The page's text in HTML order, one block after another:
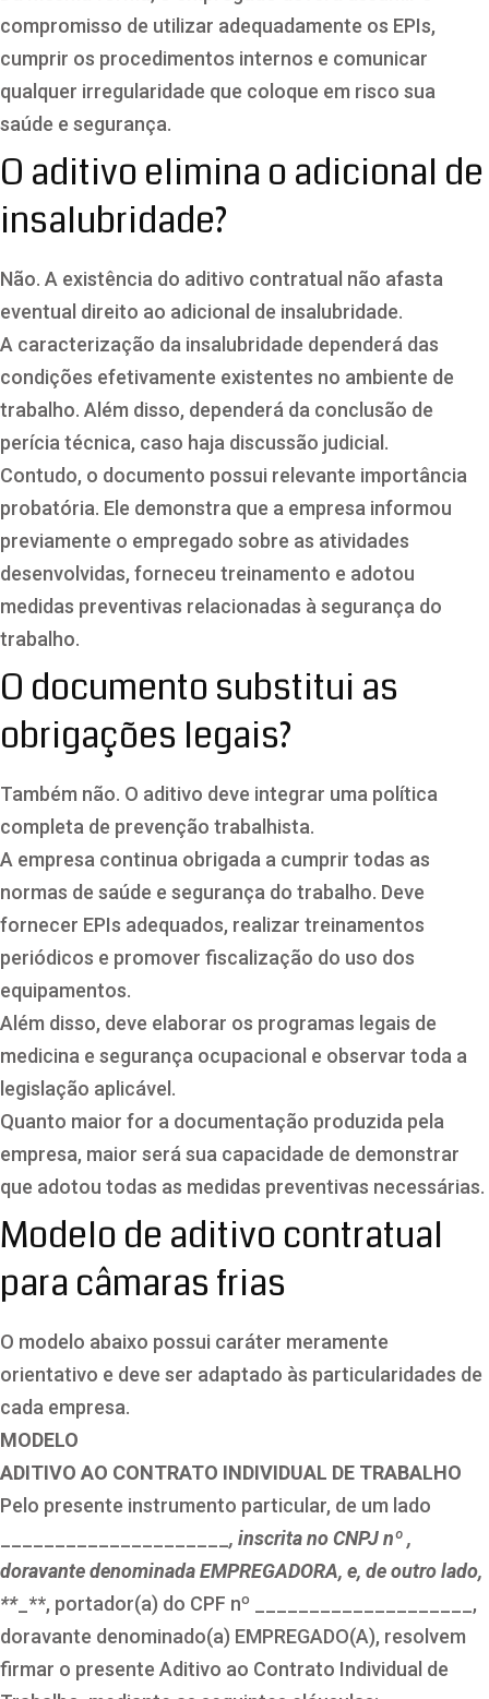
compromisso de utilizar adequadamente os EPIs,
cumprir os procedimentos internos e comunicar
qualquer irregularidade que coloque em risco sua
saúde e segurança.
O aditivo elimina o adicional de
insalubridade?
Não. A existência do aditivo contratual não afasta
eventual direito ao adicional de insalubridade.
A caracterização da insalubridade dependerá das
condições efetivamente existentes no ambiente de
trabalho. Além disso, dependerá da conclusão de
perícia técnica, caso haja discussão judicial.
Contudo, o documento possui relevante importância
probatória. Ele demonstra que a empresa informou
previamente o empregado sobre as atividades
desenvolvidas, forneceu treinamento e adotou
medidas preventivas relacionadas à segurança do
trabalho.
O documento substitui as
obrigações legais?
Também não. O aditivo deve integrar uma política
completa de prevenção trabalhista.
A empresa continua obrigada a cumprir todas as
normas de saúde e segurança do trabalho. Deve
fornecer EPIs adequados, realizar treinamentos
periódicos e promover fiscalização do uso dos
equipamentos.
Além disso, deve elaborar os programas legais de
medicina e segurança ocupacional e observar toda a
legislação aplicável.
Quanto maior for a documentação produzida pela
empresa, maior será sua capacidade de demonstrar
que adotou todas as medidas preventivas necessárias.
Modelo de aditivo contratual
para câmaras frias
O modelo abaixo possui caráter meramente
orientativo e deve ser adaptado às particularidades de
cada empresa.
MODELO
ADITIVO AO CONTRATO INDIVIDUAL DE TRABALHO
Pelo presente instrumento particular, de um lado
, inscrita no CNPJ nº ,
doravante denominada EMPREGADORA, e, de outro lado,
**_**, portador(a) do CPF nº ____________________,
doravante denominado(a) EMPREGADO(A), resolvem
firmar o presente Aditivo ao Contrato Individual de